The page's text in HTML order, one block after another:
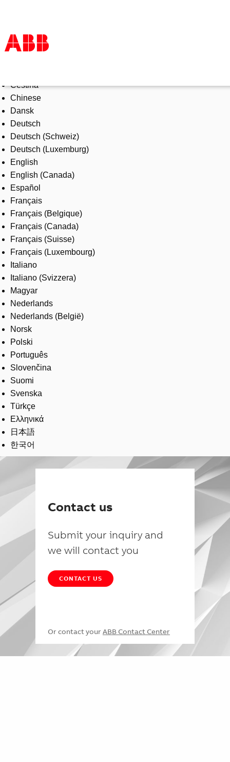
Products & Solutions
Industries
Services
About us
Where to buy
Contact us
Careers
Čeština
Chinese
Dansk
Deutsch
Deutsch (Schweiz)
Deutsch (Luxemburg)
English
English (Canada)
Español
Français
Français (Belgique)
Français (Canada)
Français (Suisse)
Français (Luxembourg)
Italiano
Italiano (Svizzera)
Magyar
Nederlands
Nederlands (België)
Norsk
Polski
Português
Slovenčina
Suomi
Svenska
Türkçe
Ελληνικά
日本語
한국어
Contact us
Submit your inquiry and
we will contact you
CONTACT US
Or contact your ABB Contact Center